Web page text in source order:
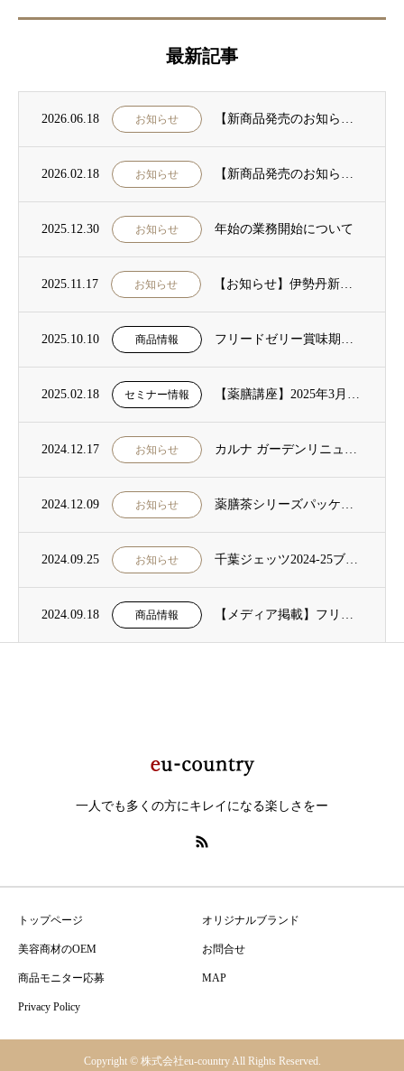
最新記事
2026.06.18 お知らせ 【新商品発売のお知らせ】UVケア・腸活・美肌ケアをサポートする美容パウダー
2026.02.18 お知らせ 【新商品発売のお知らせ】栄養補助食品「エランジュレ」発売のご案内
2025.12.30 お知らせ 年始の業務開始について
2025.11.17 お知らせ 【お知らせ】伊勢丹新宿店にてKireiProducts POP-UP STOREを開催...
2025.10.10 商品情報 フリードゼリー賞味期限延長のおしらせ
2025.02.18 セミナー情報 【薬膳講座】2025年3月25日開催のお知らせ
2024.12.17 お知らせ カルナ ガーデンリニューアルのお知らせ
2024.12.09 お知らせ 薬膳茶シリーズパッケージリニューアルのお知らせ
2024.09.25 お知らせ 千葉ジェッツ2024-25ブーストカンパニー協賛
2024.09.18 商品情報 【メディア掲載】フリード ゼリー「即実感アイテム特集」
一人でも多くの方にキレイになる楽しさをー
トップページ オリジナルブランド
美容商材のOEM お問合せ
商品モニター応募 MAP
Privacy Policy
Copyright © 株式会社eu-country All Rights Reserved.